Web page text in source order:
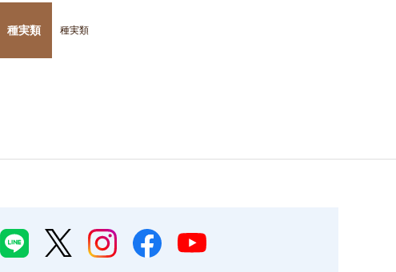
種実類 種実類